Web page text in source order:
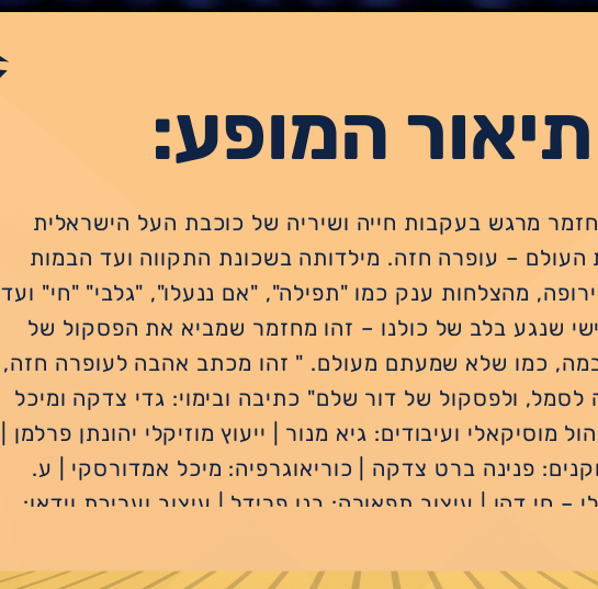
תיאור המופע:
מרגש בעקבות חייה ושיריה של כוכבת העל הישראלית
– עופרה חזה. מילדותה בשכונת התקווה ועד הבמות
מהצלחות ענק כמו "תפילה", "אם ננעלו", "גלבי" "חי" ועד
שנגע בלב של כולנו – זהו מחזמר שמביא את הפסקול של
כמו שלא שמעתם מעולם. " זהו מכתב אהבה לעופרה חזה,
ולפסקול של דור שלם" כתיבה ובימוי: גדי צדקה ומיכל
מוסיקאלי ועיבודים: גיא מנור | ייעוץ מוזיקלי יהונתן פרלמן |
פנינה ברט צדקה | כוריאוגרפיה: מיכל אמדורסקי | ע.
– חי דהן | עיצוב תפאורה: בנו פרידל | עיצוב ועריכת וידאו:
שגב, ליבי פנקר, חן אהרוני , אורי לב טוב , ניצן אשל ,שיר